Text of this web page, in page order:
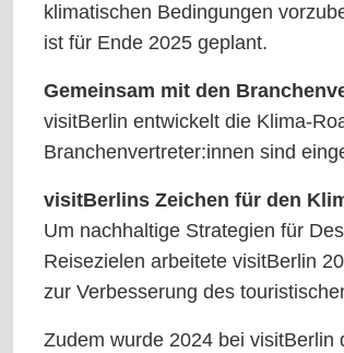
klimatischen Bedingungen
ist für Ende 2025 geplant.
Gemeinsam mit den
visitBerlin entwickelt die Klima-
Branchenvertreter:innen sind
visitBerlins Zeichen für den
Um nachhaltige Strategien für
Reisezielen arbeitete visitBerlin
zur Verbesserung des
Zudem wurde 2024 bei